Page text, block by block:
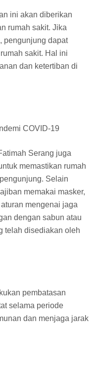
ini akan diberikan
rumah sakit. Jika
pengunjung dapat
sakit. Hal ini
dan ketertiban di
COVID-19
Serang juga
memastikan rumah
Selain
memakai masker,
mengenai jaga
dengan sabun atau
telah disediakan oleh
pembatasan
selama periode
dan menjaga jarak